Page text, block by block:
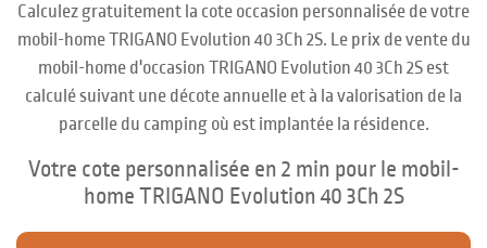
Calculez gratuitement la cote occasion personnalisée de votre
mobil-home TRIGANO Evolution 40 3Ch 2S. Le prix de vente du
mobil-home d'occasion TRIGANO Evolution 40 3Ch 2S est
calculé suivant une décote annuelle et à la valorisation de la
parcelle du camping où est implantée la résidence.
Votre cote personnalisée en 2 min pour le mobil-
home TRIGANO Evolution 40 3Ch 2S